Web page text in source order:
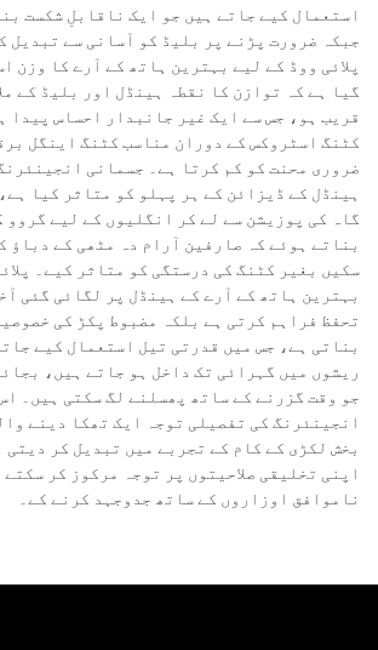
استعمال کیے جاتے ہیں جو ایک ناقابلِ شکست
جبکہ ضرورت پڑنے پر بلیڈ کو آسانی سے تبدیل
پلائی ووڈ کے لیے بہترین ہاتھ کے آرے کا وزن
گیا ہے کہ توازن کا نقطہ ہینڈل اور بلیڈ کے
قریب ہو، جس سے ایک غیر جانبدار احساس پیدا
کٹنگ اسٹروکس کے دوران مناسب کٹنگ اینگل
ضروری محنت کو کم کرتا ہے۔ جسمانی
ہینڈل کے ڈیزائن کے ہر پہلو کو متاثر کیا
گاہ کی پوزیشن سے لے کر انگلیوں کے لیے گروو
بناتے ہوئے کہ صارفین آرام دہ مٹھی کے دباؤ
سکیں بغیر کٹنگ کی درستگی کو متاثر کیے۔
بہترین ہاتھ کے آرے کے ہینڈل پر لگائی گئی
تحفظ فراہم کرتی ہے بلکہ مضبوط پکڑ کی
بناتی ہے، جس میں قدرتی تیل استعمال کیے
ریشوں میں گہرائی تک داخل ہو جاتے ہیں،
جو وقت گزرنے کے ساتھ پھسلنے لگ سکتی ہیں۔
انجینئرنگ کی تفصیلی توجہ ایک تھکا دینے
بخش لکڑی کے کام کے تجربے میں تبدیل کر دیتی
اپنی تخلیقی صلاحیتوں پر توجہ مرکوز کر سکتے
ناموافق اوزاروں کے ساتھ جدوجہد کرنے کے۔